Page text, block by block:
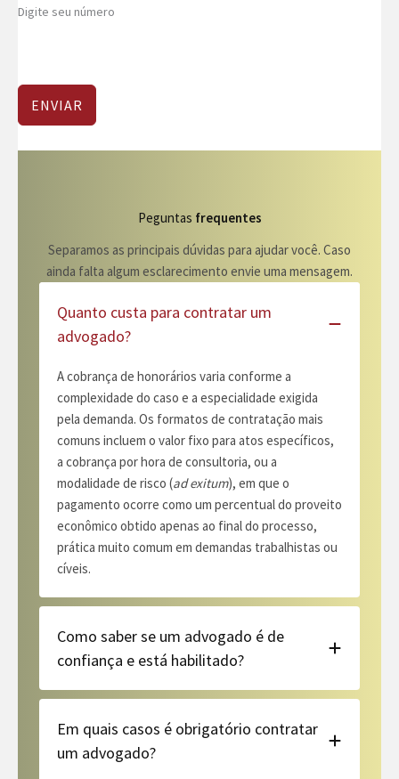
Digite seu número
ENVIAR
Peguntas frequentes
Separamos as principais dúvidas para ajudar você. Caso
ainda falta algum esclarecimento envie uma mensagem.
Quanto custa para contratar um
advogado?
A cobrança de honorários varia conforme a
complexidade do caso e a especialidade exigida
pela demanda. Os formatos de contratação mais
comuns incluem o valor fixo para atos específicos,
a cobrança por hora de consultoria, ou a
modalidade de risco (ad exitum), em que o
pagamento ocorre como um percentual do proveito
econômico obtido apenas ao final do processo,
prática muito comum em demandas trabalhistas ou
cíveis.
Como saber se um advogado é de
confiança e está habilitado?
Em quais casos é obrigatório contratar
um advogado?